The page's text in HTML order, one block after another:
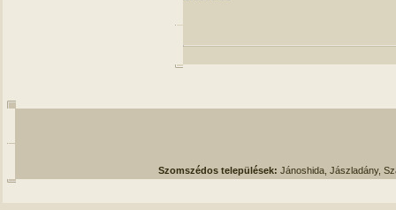
Szomszédos települések: Jánoshida, Jászladány,